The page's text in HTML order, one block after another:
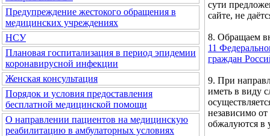
Предупреждение жестокого обращения в
медицинских учреждениях
НСУ
Плановая госпитализация в период эпидемии
коронавирусной инфекции
Женская консультация
Порядок и условия предоставления
бесплатной медицинской помощи
О направлении пациентов на медицинскую
реабилитацию в амбулаторных условиях
сути
сайте, не
8. Обращаем
11
граждан
9. При
иметь в виду
независимо
обжалуются в